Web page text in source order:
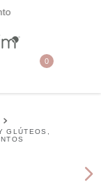
0
GLÚTEOS,